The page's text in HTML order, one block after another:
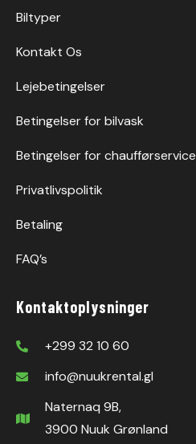
Biltyper
Kontakt Os
Lejebetingelser
Betingelser for bilvask
Betingelser for chaufførservice
Privatlivspolitik
Betaling
FAQ’s
Kontaktoplysninger
+299 32 10 60
info@nuukrental.gl
Naternaq 9B,
3900 Nuuk Grønland